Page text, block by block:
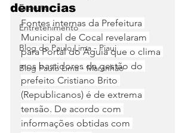
Esporte
Entretenimento
Blog do Paulo Lima - Piaui
Blog Paulo Lima - Maranhão
denuncias
Fontes internas da Prefeitura
Municipal de Cocal revelaram
para Portal do Águia que o clima
nos bastidores da gestão do
prefeito Cristiano Brito
(Republicanos) é de extrema
tensão. De acordo com
informações obtidas com